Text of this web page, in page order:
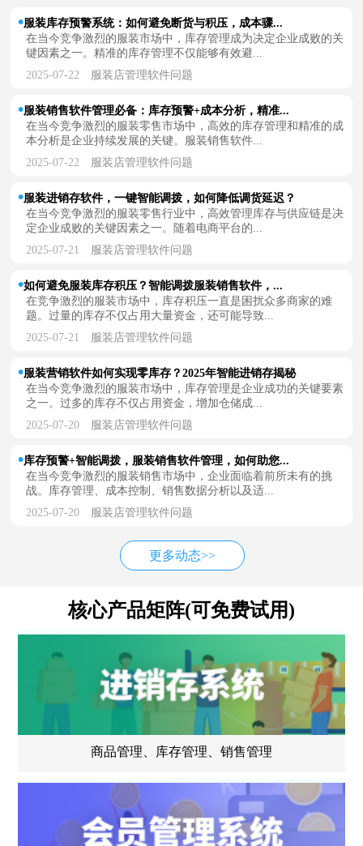
服装库存预警系统：如何避免断货与积压，成本骤...
在当今竞争激烈的服装市场中，库存管理成为决定企业成败的关
键因素之一。精准的库存管理不仅能够有效避...
2025-07-22 服装店管理软件问题
服装销售软件管理必备：库存预警+成本分析，精准...
在当今竞争激烈的服装零售市场中，高效的库存管理和精准的成
本分析是企业持续发展的关键。服装销售软件...
2025-07-22 服装店管理软件问题
服装进销存软件，一键智能调拨，如何降低调货延迟？
在当今竞争激烈的服装零售行业中，高效管理库存与供应链是决
定企业成败的关键因素之一。随着电商平台的...
2025-07-21 服装店管理软件问题
如何避免服装库存积压？智能调拨服装销售软件，...
在竞争激烈的服装市场中，库存积压一直是困扰众多商家的难
题。过量的库存不仅占用大量资金，还可能导致...
2025-07-21 服装店管理软件问题
服装营销软件如何实现零库存？2025年智能进销存揭秘
在当今竞争激烈的服装市场中，库存管理是企业成功的关键要素
之一。过多的库存不仅占用资金，增加仓储成...
2025-07-20 服装店管理软件问题
库存预警+智能调拨，服装销售软件管理，如何助您...
在当今竞争激烈的服装销售市场中，企业面临着前所未有的挑
战。库存管理、成本控制、销售数据分析以及适...
2025-07-20 服装店管理软件问题
更多动态>>
核心产品矩阵(可免费试用)
商品管理、库存管理、销售管理